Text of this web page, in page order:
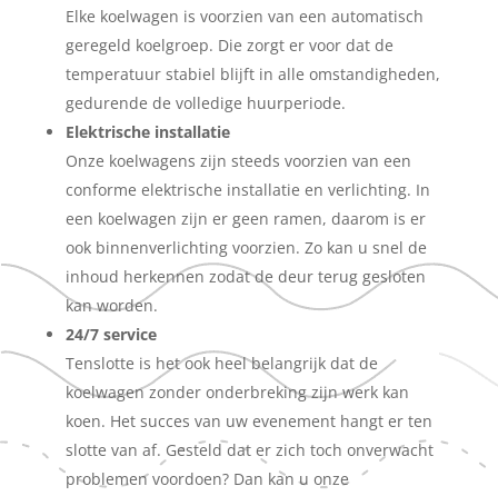
Elke koelwagen is voorzien van een automatisch
geregeld koelgroep. Die zorgt er voor dat de
temperatuur stabiel blijft in alle omstandigheden,
gedurende de volledige huurperiode.
Elektrische installatie
Onze koelwagens zijn steeds voorzien van een
conforme elektrische installatie en verlichting. In
een koelwagen zijn er geen ramen, daarom is er
ook binnenverlichting voorzien. Zo kan u snel de
inhoud herkennen zodat de deur terug gesloten
kan worden.
24/7 service
Tenslotte is het ook heel belangrijk dat de
koelwagen zonder onderbreking zijn werk kan
koen. Het succes van uw evenement hangt er ten
slotte van af. Gesteld dat er zich toch onverwacht
problemen voordoen? Dan kan u onze